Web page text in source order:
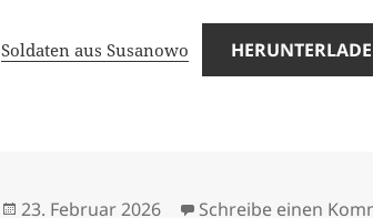
Soldaten aus Susanowo
Veröffentlicht
23. Februar 2026 Schreibe einen